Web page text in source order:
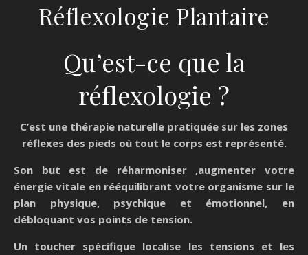
Réflexologie Plantaire
Qu’est-ce que la
réflexologie ?
C’est une thérapie naturelle pratiquée sur les zones
réflexes des pieds où tout le corps est représenté.
Son but est de réharmoniser ,augmenter votre
énergie vitale en rééquilibrant votre organisme sur le
plan physique, psychique et émotionnel, en
débloquant vos points de tension.
Un toucher spécifique localise les tensions et les